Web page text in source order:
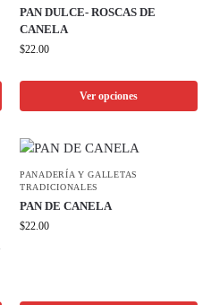
PAN DULCE- ROSCAS DE
CANELA
$22.00
Ver opciones
PANADERÍA Y GALLETAS
TRADICIONALES
PAN DE CANELA
$22.00